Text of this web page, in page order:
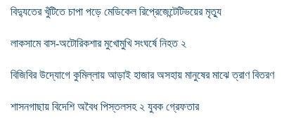
বিদ্যুতের খুঁটিতে চাপা পড়ে মেডিকেল রিপ্রেজেন্টেটিভয়ের মৃত্যু
লাকসামে বাস-অটোরিকশার মুখোমুখি সংঘর্ষে নিহত ২
বিজিবির উদ্যোগে কুমিল্লায় আড়াই হাজার অসহায় মানুষের মাঝে ত্রাণ বিতরণ
শাসনগাছায় বিদেশি অবৈধ পিস্তলসহ ২ যুবক গ্রেফতার